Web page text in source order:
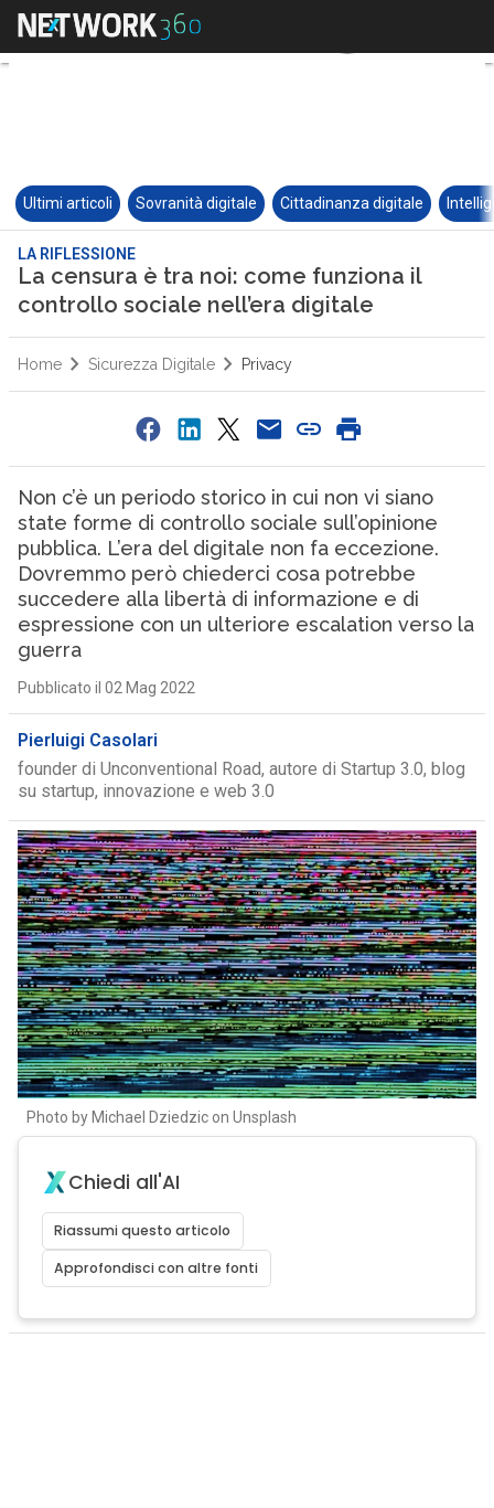
Ultimi articoli Sovranità digitale Cittadinanza digitale
LA RIFLESSIONE
La censura è tra noi: come funziona il
controllo sociale nell’era digitale
Home Sicurezza Digitale Privacy
Non c’è un periodo storico in cui non vi siano
state forme di controllo sociale sull’opinione
pubblica. L’era del digitale non fa eccezione.
Dovremmo però chiederci cosa potrebbe
succedere alla libertà di informazione e di
espressione con un ulteriore escalation verso la
guerra
Pubblicato il 02 Mag 2022
Pierluigi Casolari
founder di Unconventional Road, autore di Startup 3.0, blog
su startup, innovazione e web 3.0
Photo by Michael Dziedzic on Unsplash
Chiedi all'AI
Riassumi questo articolo
Approfondisci con altre fonti